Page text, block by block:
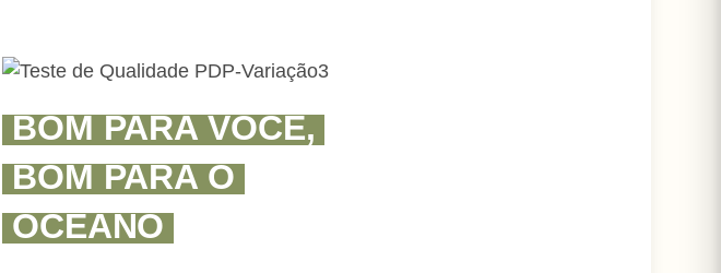
BOM PARA VOCÊ,
BOM PARA O
OCEANO